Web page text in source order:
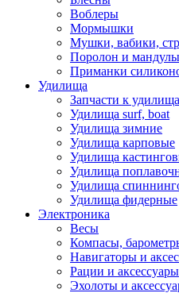
Воблеры
Мормышки
Мушки, вабики,
Поролон и мандулы
Приманки
Удилища
Запчасти к
Удилища surf, boat
Удилища зимние
Удилища карповые
Удилища
Удилища
Удилища
Удилища фидерные
Электроника
Весы
Компасы,
Навигаторы и
Рации и аксессуары
Эхолоты и